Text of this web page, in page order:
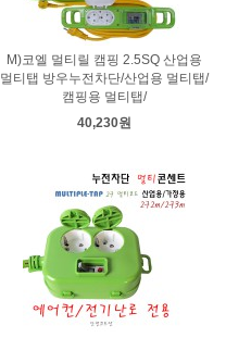
M)코엘 멀티릴 캠핑 2.5SQ 산업용
멀티탭 방우누전차단/산업용 멀티탭/
캠핑용 멀티탭/
40,230원